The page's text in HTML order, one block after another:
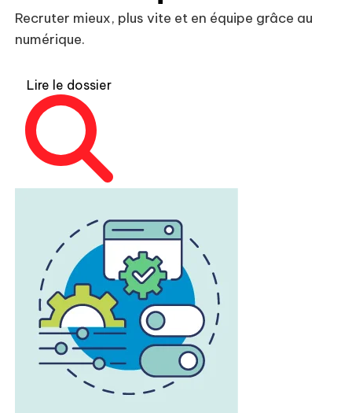
Recruter mieux, plus vite et en équipe grâce au
numérique.
Lire le dossier